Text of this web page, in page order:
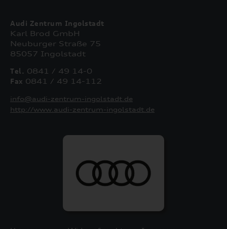
Audi Zentrum Ingolstadt
Karl Brod GmbH
Neuburger Straße 75
85057 Ingolstadt
Tel. 0841 / 49 14-0
Fax 0841 / 49 14-112
info@audi-zentrum-ingolstadt.de
http://www.audi-zentrum-ingolstadt.de